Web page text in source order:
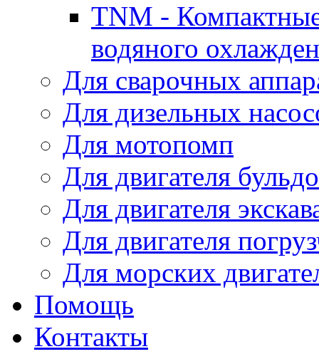
TNM -
водяного
Для сварочных
Для дизельных
Для мотопомп
Для двигателя
Для двигателя
Для двигателя
Для морских
Помощь
Контакты